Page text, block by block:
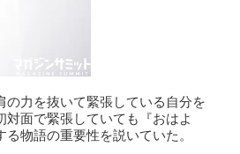
の力を抜いて緊張している自分を
面で緊張していても『おはよ
物語の重要性を説いていた。